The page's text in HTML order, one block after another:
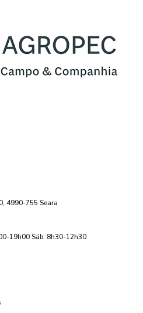
4990-755 Seara
19h00 Sáb: 8h30-12h30